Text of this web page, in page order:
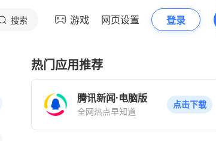
搜索 游戏 网页设置 登录
热门应用推荐
腾讯新闻·电脑版
全网热点早知道
点击下载